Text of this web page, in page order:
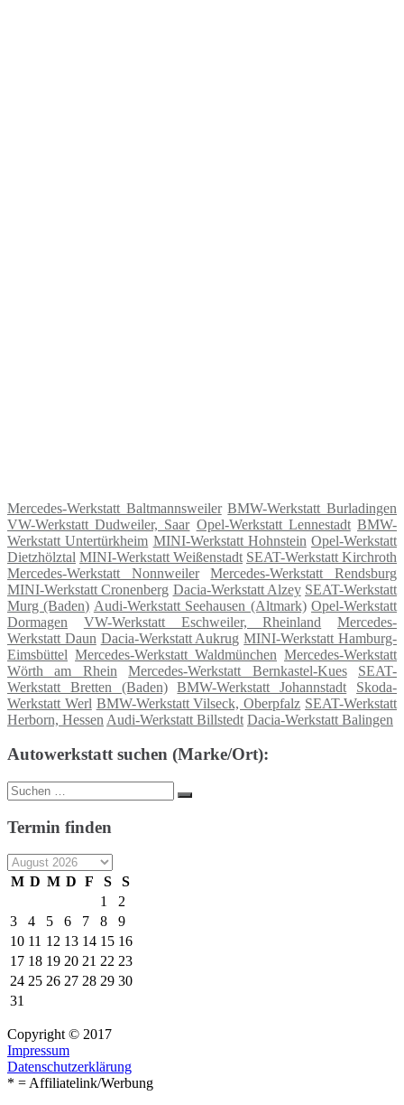
Mercedes-Werkstatt Baltmannsweiler BMW-Werkstatt Burladingen
VW-Werkstatt Dudweiler, Saar Opel-Werkstatt Lennestadt BMW-
Werkstatt Untertürkheim MINI-Werkstatt Hohnstein Opel-Werkstatt
Dietzhölztal MINI-Werkstatt Weißenstadt SEAT-Werkstatt Kirchroth
Mercedes-Werkstatt Nonnweiler
Mercedes-Werkstatt Rendsburg
MINI-Werkstatt Cronenberg Dacia-Werkstatt Alzey SEAT-Werkstatt
Murg (Baden) Audi-Werkstatt Seehausen (Altmark) Opel-Werkstatt
Dormagen
VW-Werkstatt Eschweiler, Rheinland
Mercedes-
Werkstatt Daun Dacia-Werkstatt Aukrug MINI-Werkstatt Hamburg-
Eimsbüttel Mercedes-Werkstatt Waldmünchen Mercedes-Werkstatt
Wörth am Rhein
Mercedes-Werkstatt Bernkastel-Kues
SEAT-
Werkstatt Bretten (Baden)
BMW-Werkstatt Johannstadt
Skoda-
Werkstatt Werl BMW-Werkstatt Vilseck, Oberpfalz SEAT-Werkstatt
Herborn, Hessen Audi-Werkstatt Billstedt Dacia-Werkstatt Balingen
Autowerkstatt suchen (Marke/Ort):
Suche
nach:
Suchen
Termin finden
M D M D F S
S
1
2
3
4 5 6 7 8
9
10 11 12 13 14 15 16
17 18 19 20 21 22 23
24 25 26 27 28 29 30
31
Copyright © 2017
Impressum
Datenschutzerklärung
* = Affiliatelink/Werbung